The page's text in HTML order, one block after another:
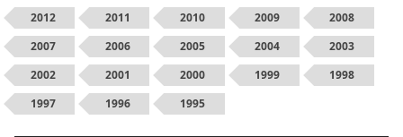
2012
2011 2010 2009
2008
2007
2006 2005 2004
2003
2002
2001 2000 1999
1998
1997
1996 1995